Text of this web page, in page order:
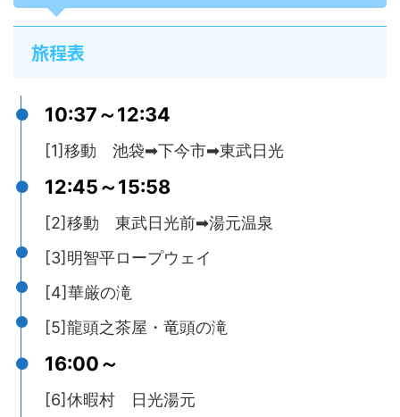
旅程表
10:37～12:34
[1]移動 池袋➡下今市➡東武日光
12:45～15:58
[2]移動 東武日光前➡湯元温泉
[3]明智平ロープウェイ
[4]華厳の滝
[5]龍頭之茶屋・竜頭の滝
16:00～
[6]休暇村 日光湯元